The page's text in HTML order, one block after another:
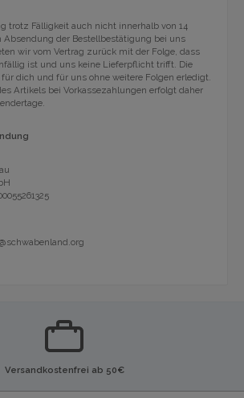
trotz Fälligkeit auch nicht innerhalb von 14
Absendung der Bestellbestätigung bei uns
wir vom Vertrag zurück mit der Folge, dass
ist und uns keine Lieferpflicht trifft. Die
dich und für uns ohne weitere Folgen erledigt.
Artikels bei Vorkassezahlungen erfolgt daher
Versandkostenfrei ab 50€